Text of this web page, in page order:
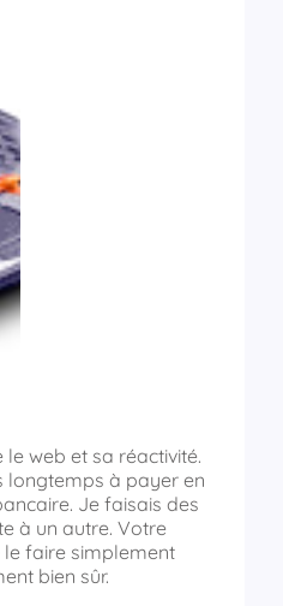
le web et sa réactivité.
longtemps à payer en
Je faisais des
à un autre. Votre
faire simplement
bien sûr.